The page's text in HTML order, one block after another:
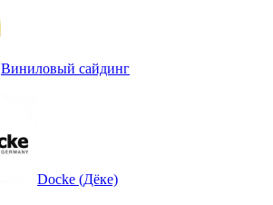
Виниловый сайдинг
Docke (Дёке)